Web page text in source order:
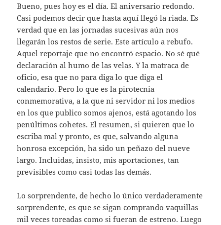
Bueno, pues hoy es el día. El aniversario redondo.
Casi podemos decir que hasta aquí llegó la riada. Es
verdad que en las jornadas sucesivas aún nos
llegarán los restos de serie. Este artículo a rebufo.
Aquel reportaje que no encontró espacio. No sé qué
declaración al humo de las velas. Y la matraca de
oficio, esa que no para diga lo que diga el
calendario. Pero lo que es la pirotecnia
conmemorativa, a la que ni servidor ni los medios
en los que publico somos ajenos, está agotando los
penúltimos cohetes. El resumen, si quieren que lo
escriba mal y pronto, es que, salvando alguna
honrosa excepción, ha sido un peñazo del nueve
largo. Incluidas, insisto, mis aportaciones, tan
previsibles como casi todas las demás.
Lo sorprendente, de hecho lo único verdaderamente
sorprendente, es que se sigan comprando vaquillas
mil veces toreadas como si fueran de estreno. Luego